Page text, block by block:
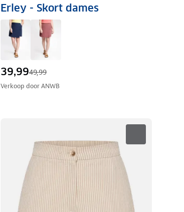
Erley - Skort dames
39,9949,99
Verkoop doorANWB